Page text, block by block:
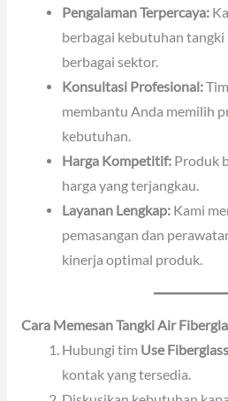
Pengalaman Terpercaya:
berbagai kebutuhan
berbagai sektor.
Konsultasi Profesional:
membantu Anda memilih
kebutuhan.
Harga Kompetitif: Produk
harga yang terjangkau.
Layanan Lengkap: Kami
pemasangan dan
kinerja optimal produk.
Cara Memesan Tangki Air
Hubungi tim Use Fiberglass
kontak yang tersedia.